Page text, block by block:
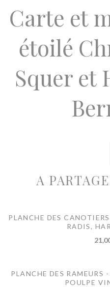
Carte et
étoilé
Squer et
A
PLANCHE DES
RADIS,
PLANCHE DES RAMEURS
POULPE